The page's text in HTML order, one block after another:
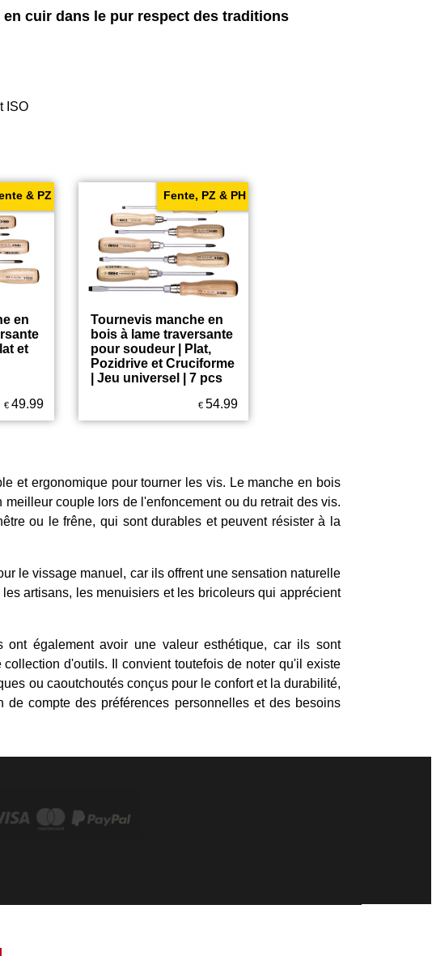
cuir dans le pur respect des traditions
ISO
& PZ
en
et
€ 49.99
Fente, PZ & PH
Tournevis manche en
bois à lame traversante
pour soudeur | Plat,
Pozidrive et Cruciforme
| Jeu universel | 7 pcs
€ 54.99
et ergonomique pour tourner les vis. Le manche en bois
couple lors de l'enfoncement ou du retrait des vis.
ou le frêne, qui sont durables et peuvent résister à la
le vissage manuel, car ils offrent une sensation naturelle
artisans, les menuisiers et les bricoleurs qui apprécient
également avoir une valeur esthétique, car ils sont
d'outils. Il convient toutefois de noter qu'il existe
ou caoutchoutés conçus pour le confort et la durabilité,
compte des préférences personnelles et des besoins